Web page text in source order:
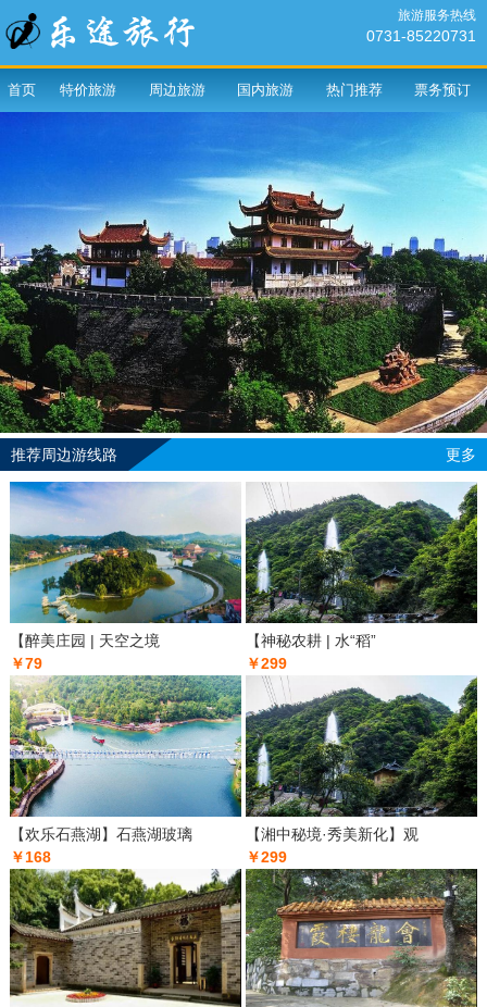
旅游服务热线
0731-85220731
首页 特价旅游 周边旅游 国内旅游 热门推荐 票务预订
推荐周边游线路 更多
【醉美庄园 | 天空之境
￥79
【神秘农耕 | 水“稻”
￥299
【欢乐石燕湖】石燕湖玻璃
￥168
【湘中秘境·秀美新化】观
￥299